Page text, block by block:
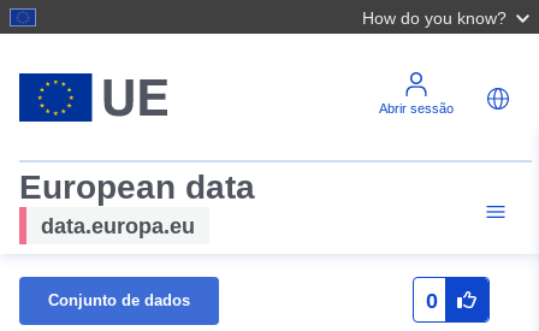
How do you know?
Abrir sessão
European data
data.europa.eu
Conjunto de dados 0